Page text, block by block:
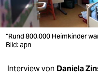
verlag
verlag
shop
"Rund 800.000 Heimkinder
Bild: apn
Interview von Daniela